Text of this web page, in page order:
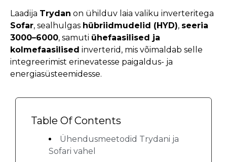
Laadija Trydan on ühilduv laia valiku inverteritega
Sofar, sealhulgas hübriidmudelid (HYD), seeria
3000–6000, samuti ühefaasilised ja
kolmefaasilised inverterid, mis võimaldab selle
integreerimist erinevatesse paigaldus- ja
energiasüsteemidesse.
Table Of Contents
Ühendusmeetodid Trydani ja
Sofari vahel